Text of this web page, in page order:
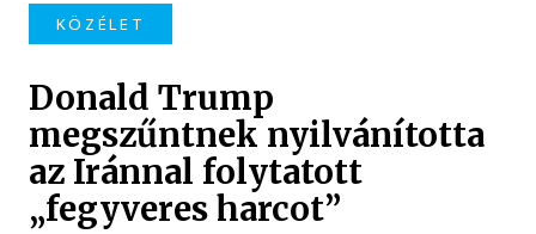
KÖZÉLET
Donald Trump
megszűntnek nyilvánította
az Iránnal folytatott
„fegyveres harcot”